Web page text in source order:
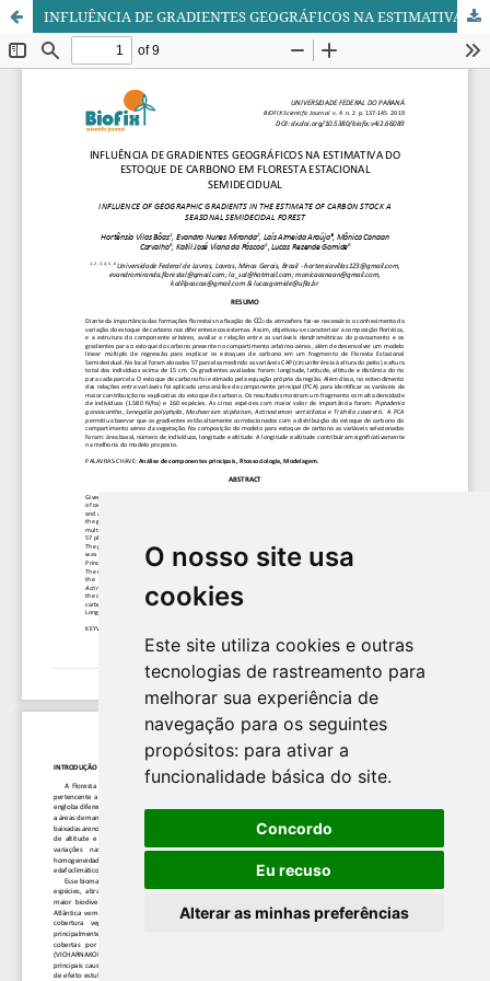
O nosso site usa
cookies
Este site utiliza cookies e outras
tecnologias de rastreamento para
melhorar sua experiência de
navegação para os seguintes
propósitos: para ativar a
funcionalidade básica do site.
Concordo
Eu recuso
Alterar as minhas preferências
INFLUÊNCIA DE GRADIENTES GEOGRÁFICOS NA ESTIMATIVA DO ESTOQUE DE CARBONO EM FLORESTA ESTACIONAL SEMIDECIDUAL